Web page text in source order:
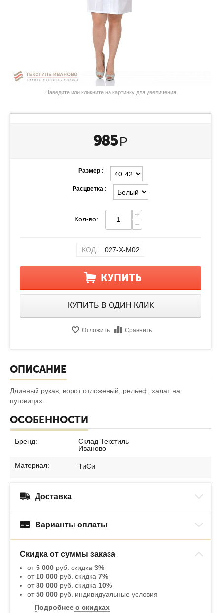
Наведите или кликните на картинку для увеличения
985 Р
Размер :
Расцветка :
Кол-во:
+
−
КОД: 027-Х-М02
КУПИТЬ
КУПИТЬ В ОДИН КЛИК
Отложить Сравнить
ОПИСАНИЕ
Длинный рукав, ворот отложеный, рельеф, халат на
пуговицах.
ОСОБЕННОСТИ
Бренд:
Склад Текстиль
Иваново
Материал: ТиСи
Доставка
Варианты оплаты
Скидка от суммы заказа
от5 000 руб. скидка 3%
от 10 000 руб. скидка 7%
от30 000 руб. скидка 10%
от50 000 руб. индивидуальные условия
Подробнее о скидках